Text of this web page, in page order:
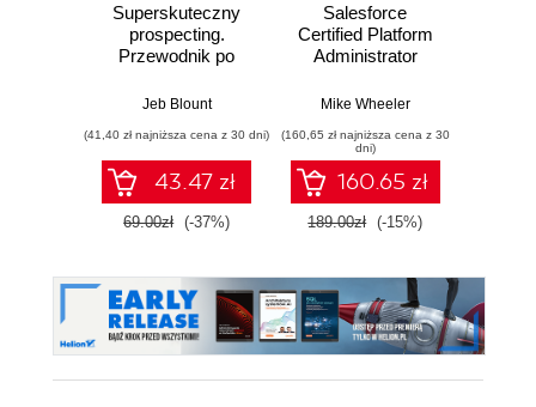
Superskuteczny
prospecting.
Przewodnik po
handlowych i
lejkiem
sprzedażowym za
pomocą social
mediów, telefonu i
e-mailingu
Jeb Blount
(41,40 zł najniższa cena z 30 dni)
43.47 zł
69.00zł (-37%)
Salesforce
Certified Platform
Administrator
Launch and
Salesforce Career
Mike Wheeler
(160,65 zł najniższa cena z 30
dni)
160.65 zł
189.00zł (-15%)